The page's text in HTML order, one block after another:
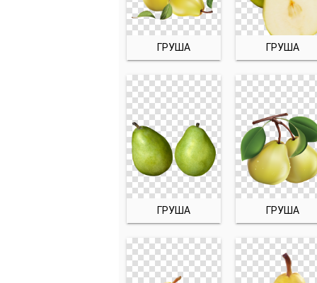
ГРУША ГРУША
ГРУША ГРУША